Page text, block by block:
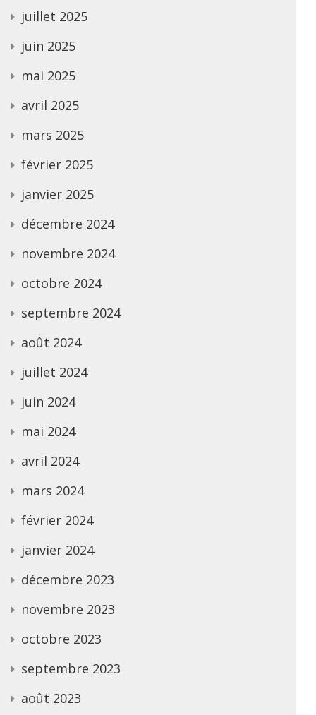
juillet 2025
juin 2025
mai 2025
avril 2025
mars 2025
février 2025
janvier 2025
décembre 2024
novembre 2024
octobre 2024
septembre 2024
août 2024
juillet 2024
juin 2024
mai 2024
avril 2024
mars 2024
février 2024
janvier 2024
décembre 2023
novembre 2023
octobre 2023
septembre 2023
août 2023